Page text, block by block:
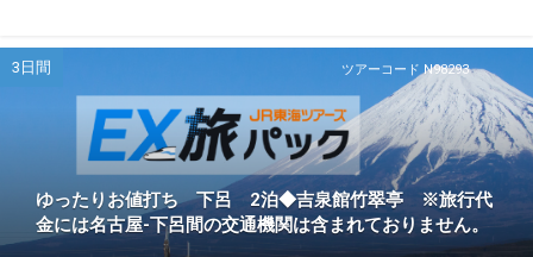
ツアーコード N98293
3日間
ゆったりお値打ち 下呂 2泊◆吉泉館竹翠亭 ※旅行代
金には名古屋-下呂間の交通機関は含まれておりません。